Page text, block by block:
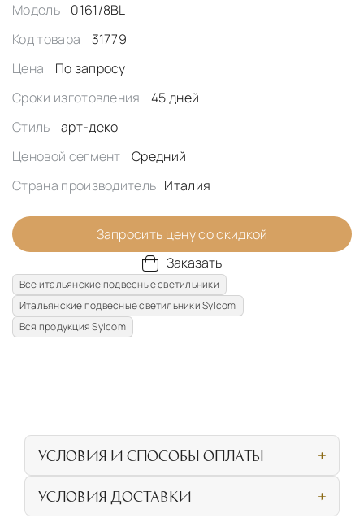
Модель
0161/8BL
Код товара
31779
Цена
По запросу
Сроки изготовления
45 дней
Стиль
арт-деко
Ценовой сегмент
Средний
Страна производитель Италия
Запросить цену со скидкой
Заказать
Все итальянские подвесные светильники
Итальянские подвесные светильники Sylcom
Вся продукция Sylcom
УСЛОВИЯ И СПОСОБЫ ОПЛАТЫ
личном посещении нашего салона
УСЛОВИЯ ДОСТАВКИ